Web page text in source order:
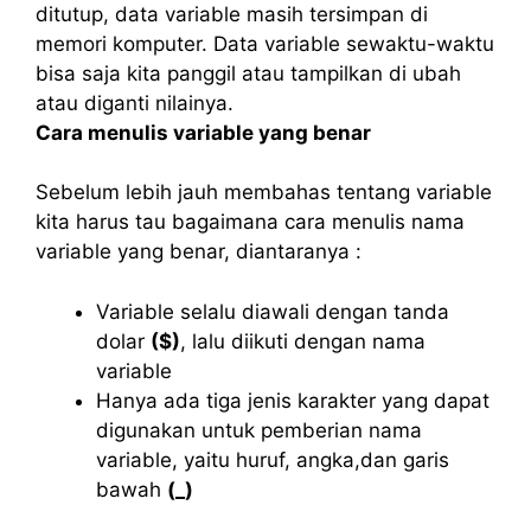
ditutup, data variable masih tersimpan di
memori komputer. Data variable sewaktu-waktu
bisa saja kita panggil atau tampilkan di ubah
atau diganti nilainya.
Cara menulis variable yang benar
Sebelum lebih jauh membahas tentang variable
kita harus tau bagaimana cara menulis nama
variable yang benar, diantaranya :
Variable selalu diawali dengan tanda
dolar ($), lalu diikuti dengan nama
variable
Hanya ada tiga jenis karakter yang dapat
digunakan untuk pemberian nama
variable, yaitu huruf, angka,dan garis
bawah (_)